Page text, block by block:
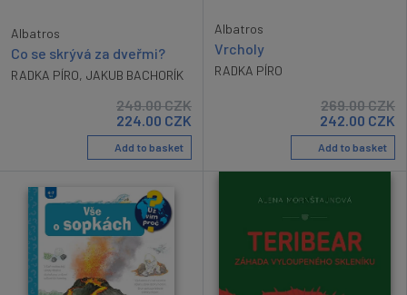
Albatros
Co se skrývá za dveřmi?
RADKA PÍRO, JAKUB BACHORÍK
249.00CZK
224.00 CZK
Add to basket
Albatros
Vrcholy
RADKA PÍRO
269.00CZK
242.00 CZK
Add to basket